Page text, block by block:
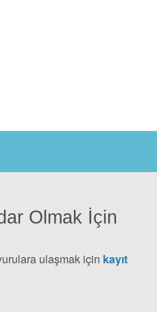
Olmak İçin
ulaşmak için kayıt